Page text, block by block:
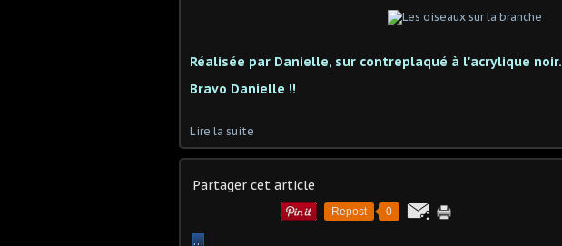
Réalisée par Danielle, sur contreplaqué à l'acrylique noir.
Bravo Danielle !!
Lire la suite
Partager cet article
Repost 0
…